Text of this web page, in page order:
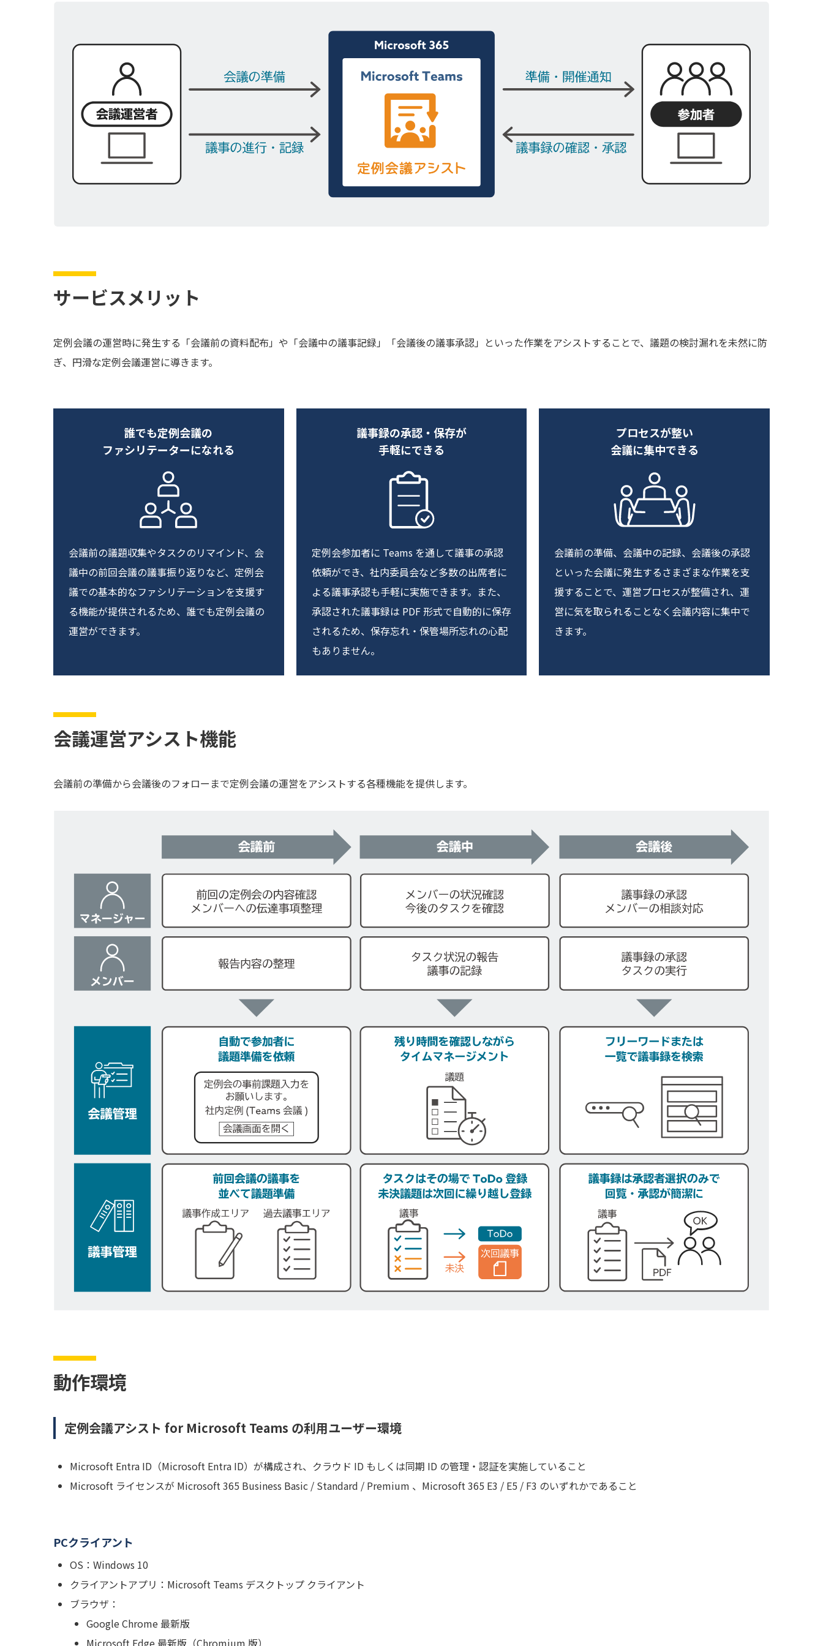
サービスメリット
定例会議の運営時に発生する「会議前の資料配布」や「会議中の議事記録」「会議後の議事承認」といった作業をアシストすることで、議題の検討漏れを未然に防
ぎ、円滑な定例会議運営に導きます。
誰でも定例会議の
ファシリテーターになれる
会議前の議題収集やタスクのリマインド、会
議中の前回会議の議事振り返りなど、定例会
議での基本的なファシリテーションを支援す
る機能が提供されるため、誰でも定例会議の
運営ができます。
議事録の承認・保存が
手軽にできる
定例会参加者に Teams を通して議事の承認
依頼ができ、社内委員会など多数の出席者に
よる議事承認も手軽に実施できます。また、
承認された議事録は PDF 形式で自動的に保存
されるため、保存忘れ・保管場所忘れの心配
もありません。
プロセスが整い
会議に集中できる
会議前の準備、会議中の記録、会議後の承認
といった会議に発生するさまざまな作業を支
援することで、運営プロセスが整備され、運
営に気を取られることなく会議内容に集中で
きます。
会議運営アシスト機能
会議前の準備から会議後のフォローまで定例会議の運営をアシストする各種機能を提供します。
動作環境
定例会議アシスト for Microsoft Teams の利用ユーザー環境
Microsoft Entra ID（Microsoft Entra ID）が構成され、クラウド ID もしくは同期 ID の管理・認証を実施していること
Microsoft ライセンスが Microsoft 365 Business Basic / Standard / Premium 、Microsoft 365 E3 / E5 / F3 のいずれかであること
PCクライアント
OS：Windows 10
クライアントアプリ：Microsoft Teams デスクトップ クライアント
ブラウザ：
Google Chrome 最新版
Microsoft Edge 最新版（Chromium 版）